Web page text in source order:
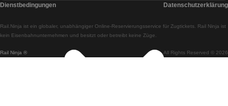
Züge von Lissabon nach Braga
Züge von Braga nach Lissabon
Rail Ninja ® All Rights Reserved © 2026
Rail.Ninja ist ein globaler, unabhängiger Online-Reservierungsservice für Zugtickets. Rail Ninja ist
kein Eisenbahnunternehmen und besitzt oder betreibt keine Züge.
Dienstbedingungen Datenschutzerklärung